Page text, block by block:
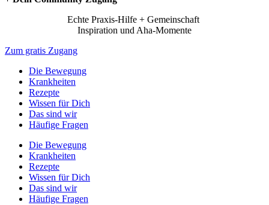
Echte Praxis-Hilfe + Gemeinschaft
Inspiration und Aha-Momente
Zum gratis Zugang
Die Bewegung
Krankheiten
Rezepte
Wissen für Dich
Das sind wir
Häufige Fragen
Die Bewegung
Krankheiten
Rezepte
Wissen für Dich
Das sind wir
Häufige Fragen